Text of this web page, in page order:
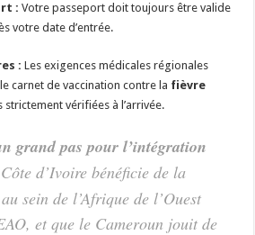
: Votre passeport doit toujours être valide
votre date d’entrée.
: Les exigences médicales régionales
carnet de vaccination contre la fièvre
vérifiées à l’arrivée.
grand pas pour l’intégration
d’Ivoire bénéficie de la
sein de l’Afrique de l’Ouest
et que le Cameroun jouit de